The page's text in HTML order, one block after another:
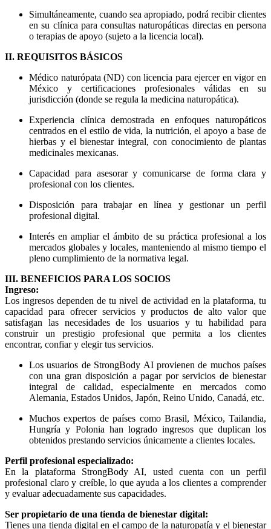
Simultáneamente, cuando sea apropiado, podrá recibir clientes
en su clínica para consultas naturopáticas directas en persona
o terapias de apoyo (sujeto a la licencia local).
II. REQUISITOS BÁSICOS
Médico naturópata (ND) con licencia para ejercer en vigor en
México y certificaciones profesionales válidas en su
jurisdicción (donde se regula la medicina naturopática).
Experiencia clínica demostrada en enfoques naturopáticos
centrados en el estilo de vida, la nutrición, el apoyo a base de
hierbas y el bienestar integral, con conocimiento de plantas
medicinales mexicanas.
Capacidad para asesorar y comunicarse de forma clara y
profesional con los clientes.
Disposición para trabajar en línea y gestionar un perfil
profesional digital.
Interés en ampliar el ámbito de su práctica profesional a los
mercados globales y locales, manteniendo al mismo tiempo el
pleno cumplimiento de la normativa legal.
III. BENEFICIOS PARA LOS SOCIOS
Ingreso:
Los ingresos dependen de tu nivel de actividad en la plataforma, tu
capacidad para ofrecer servicios y productos de alto valor que
satisfagan las necesidades de los usuarios y tu habilidad para
construir un prestigio profesional que permita a los clientes
encontrar, confiar y elegir tus servicios.
Los usuarios de StrongBody AI provienen de muchos países
con una gran disposición a pagar por servicios de bienestar
integral de calidad, especialmente en mercados como
Alemania, Estados Unidos, Japón, Reino Unido, Canadá, etc.
Muchos expertos de países como Brasil, México, Tailandia,
Hungría y Polonia han logrado ingresos que duplican los
obtenidos prestando servicios únicamente a clientes locales.
Perfil profesional especializado:
En la plataforma StrongBody AI, usted cuenta con un perfil
profesional claro y creíble, lo que ayuda a los clientes a comprender
y evaluar adecuadamente sus capacidades.
Ser propietario de una tienda de bienestar digital:
Tienes una tienda digital en el campo de la naturopatía y el bienestar